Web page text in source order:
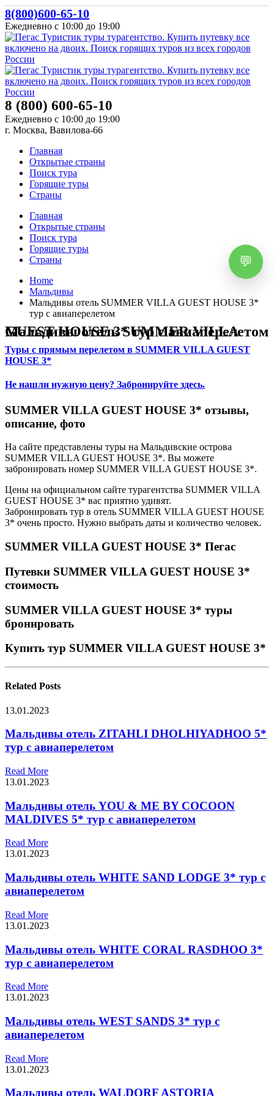
8(800)600-65-10
Ежедневно с 10:00 до 19:00
8 (800) 600-65-10
Ежедневно с 10:00 до 19:00
г. Москва, Вавилова-66
Главная
Открытые страны
Поиск тура
Горящие туры
Страны
Главная
Открытые страны
Поиск тура
Горящие туры
Страны
Home
Мальдивы
Мальдивы отель SUMMER VILLA GUEST HOUSE 3*
тур с авиаперелетом
Мальдивы отель SUMMER VILLA GUEST HOUSE 3* тур с авиаперелетом
Туры с прямым перелетом в SUMMER VILLA GUEST
HOUSE 3*
Не нашли нужную цену? Забронируйте здесь.
SUMMER VILLA GUEST HOUSE 3* отзывы,
описание, фото
На сайте представлены туры на Мальдивские острова
SUMMER VILLA GUEST HOUSE 3*. Вы можете
забронировать номер SUMMER VILLA GUEST HOUSE 3*.
Цены на официальном сайте турагентства SUMMER VILLA
GUEST HOUSE 3* вас приятно удивят.
Забронировать тур в отель SUMMER VILLA GUEST HOUSE
3* очень просто. Нужно выбрать даты и количество человек.
SUMMER VILLA GUEST HOUSE 3* Пегас
Путевки SUMMER VILLA GUEST HOUSE 3*
стоимость
SUMMER VILLA GUEST HOUSE 3* туры
бронировать
Купить тур SUMMER VILLA GUEST HOUSE 3*
Related Posts
13.01.2023
Мальдивы отель ZITAHLI DHOLHIYADHOO 5*
тур с авиаперелетом
Read More
13.01.2023
Мальдивы отель YOU & ME BY COCOON
MALDIVES 5* тур с авиаперелетом
Read More
13.01.2023
Мальдивы отель WHITE SAND LODGE 3* тур с
авиаперелетом
Read More
13.01.2023
Мальдивы отель WHITE CORAL RASDHOO 3*
тур с авиаперелетом
Read More
13.01.2023
Мальдивы отель WEST SANDS 3* тур с
авиаперелетом
Read More
13.01.2023
Мальдивы отель WALDORF ASTORIA